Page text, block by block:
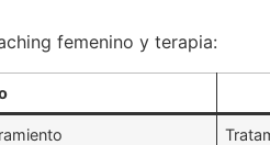
femenino y terapia: